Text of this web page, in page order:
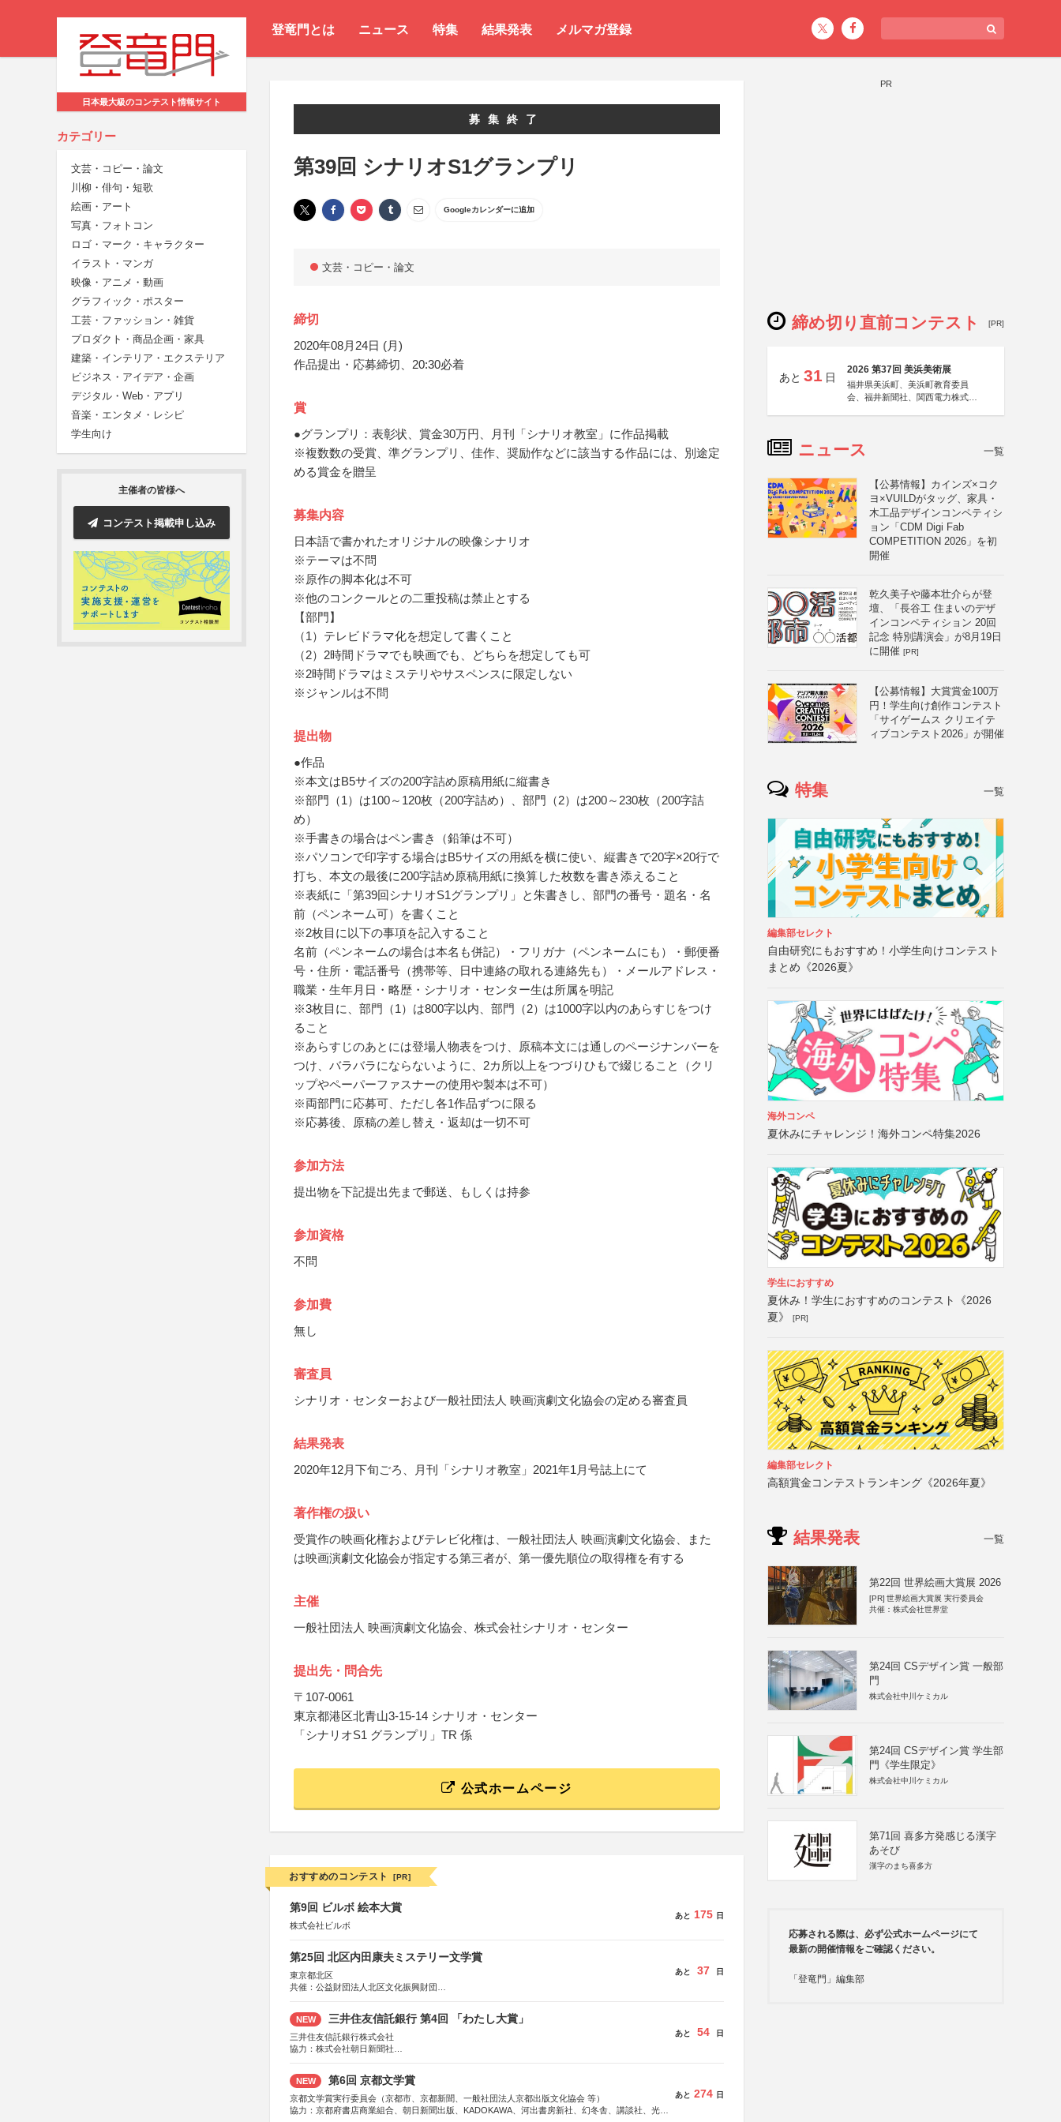
登竜門とは ニュース 特集 結果発表 メルマガ登録
日本最大級のコンテスト情報サイト
カテゴリー
文芸・コピー・論文
川柳・俳句・短歌
絵画・アート
写真・フォトコン
ロゴ・マーク・キャラクター
イラスト・マンガ
映像・アニメ・動画
グラフィック・ポスター
工芸・ファッション・雑貨
プロダクト・商品企画・家具
建築・インテリア・エクステリア
ビジネス・アイデア・企画
デジタル・Web・アプリ
音楽・エンタメ・レシピ
学生向け
主催者の皆様へ
コンテスト掲載申し込み
募集終了
第39回 シナリオS1グランプリ
Googleカレンダーに追加
文芸・コピー・論文
締切
2020年08月24日 (月)
作品提出・応募締切、20:30必着
賞
●グランプリ：表彰状、賞金30万円、月刊「シナリオ教室」に作品掲載
※複数数の受賞、準グランプリ、佳作、奨励作などに該当する作品には、別途定
める賞金を贈呈
募集内容
日本語で書かれたオリジナルの映像シナリオ
※テーマは不問
※原作の脚本化は不可
※他のコンクールとの二重投稿は禁止とする
【部門】
（1）テレビドラマ化を想定して書くこと
（2）2時間ドラマでも映画でも、どちらを想定しても可
※2時間ドラマはミステリやサスペンスに限定しない
※ジャンルは不問
提出物
●作品
※本文はB5サイズの200字詰め原稿用紙に縦書き
※部門（1）は100～120枚（200字詰め）、部門（2）は200～230枚（200字詰
め）
※手書きの場合はペン書き（鉛筆は不可）
※パソコンで印字する場合はB5サイズの用紙を横に使い、縦書きで20字×20行で
打ち、本文の最後に200字詰め原稿用紙に換算した枚数を書き添えること
※表紙に「第39回シナリオS1グランプリ」と朱書きし、部門の番号・題名・名
前（ペンネーム可）を書くこと
※2枚目に以下の事項を記入すること
名前（ペンネームの場合は本名も併記）・フリガナ（ペンネームにも）・郵便番
号・住所・電話番号（携帯等、日中連絡の取れる連絡先も）・メールアドレス・
職業・生年月日・略歴・シナリオ・センター生は所属を明記
※3枚目に、部門（1）は800字以内、部門（2）は1000字以内のあらすじをつけ
ること
※あらすじのあとには登場人物表をつけ、原稿本文には通しのページナンバーを
つけ、バラバラにならないように、2カ所以上をつづりひもで綴じること（クリ
ップやペーパーファスナーの使用や製本は不可）
※両部門に応募可、ただし各1作品ずつに限る
※応募後、原稿の差し替え・返却は一切不可
参加方法
提出物を下記提出先まで郵送、もしくは持参
参加資格
不問
参加費
無し
審査員
シナリオ・センターおよび一般社団法人 映画演劇文化協会の定める審査員
結果発表
2020年12月下旬ごろ、月刊「シナリオ教室」2021年1月号誌上にて
著作権の扱い
受賞作の映画化権およびテレビ化権は、一般社団法人 映画演劇文化協会、また
は映画演劇文化協会が指定する第三者が、第一優先順位の取得権を有する
主催
一般社団法人 映画演劇文化協会、株式会社シナリオ・センター
提出先・問合先
〒107-0061
東京都港区北青山3-15-14 シナリオ・センター
「シナリオS1 グランプリ」TR 係
公式ホームページ
おすすめのコンテスト [PR]
第9回 ビルボ 絵本大賞
株式会社ビルボ
あと 175 日
第25回 北区内田康夫ミステリー文学賞
東京都北区
共催：公益財団法人北区文化振興財団
協賛：株式会社実業之日本社
あと 37 日
NEW 三井住友信託銀行 第4回 「わたし大賞」
三井住友信託銀行株式会社
協力：株式会社朝日新聞社
あと 54 日
NEW 第6回 京都文学賞
京都文学賞実行委員会（京都市、京都新聞、一般社団法人京都出版文化協会 等）
協力：京都府書店商業組合、朝日新聞出版、KADOKAWA、河出書房新社、幻冬舎、講談社、光文
あと 274 日
PR
締め切り直前コンテスト [PR]
あと 31 日
2026 第37回 美浜美術展
福井県美浜町、美浜町教育委員
会、福井新聞社、関西電力株式会
ニュース 一覧
【公募情報】カインズ×コク
ヨ×VUILDがタッグ、家具・
木工品デザインコンペティシ
ョン「CDM Digi Fab
COMPETITION 2026」を初
開催
乾久美子や藤本壮介らが登
壇、「長谷工 住まいのデザ
インコンペティション 20回
記念 特別講演会」が8月19日
に開催 [PR]
【公募情報】大賞賞金100万
円！学生向け創作コンテスト
「サイゲームス クリエイテ
ィブコンテスト2026」が開催
特集 一覧
編集部セレクト
自由研究にもおすすめ！小学生向けコンテスト
まとめ《2026夏》
海外コンペ
夏休みにチャレンジ！海外コンペ特集2026
学生におすすめ
夏休み！学生におすすめのコンテスト《2026
夏》
[PR]
編集部セレクト
高額賞金コンテストランキング《2026年夏》
結果発表 一覧
第22回 世界絵画大賞展 2026
[PR] 世界絵画大賞展 実行委員会
共催：株式会社世界堂
第24回 CSデザイン賞 一般部
門
株式会社中川ケミカル
第24回 CSデザイン賞 学生部
門《学生限定》
株式会社中川ケミカル
第71回 喜多方発感じる漢字
あそび
漢字のまち喜多方
応募される際は、必ず公式ホームページにて
最新の開催情報をご確認ください。
「登竜門」編集部